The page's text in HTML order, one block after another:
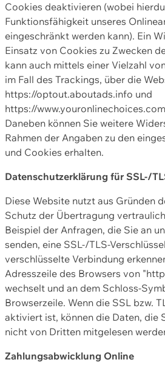
Cookies deaktivieren (wobei
Funktionsfähigkeit unseres
eingeschränkt werden kann). Ein
Einsatz von Cookies zu Zwecken
kann auch mittels einer Vielzahl
im Fall des Trackings, über die
https://optout.aboutads.info und
https://
Daneben können Sie weitere
Rahmen der Angaben zu den
und Cookies erhalten.
Datenschutzerklärung für SSL-/
Diese Website nutzt aus Gründen
Schutz der Übertragung
Beispiel der Anfragen, die Sie an
senden, eine SSL-/TLS-
verschlüsselte Verbindung
Adresszeile des Browsers von
wechselt und an dem Schloss-
Browserzeile. Wenn die SSL bzw.
aktiviert ist, können die Daten, die
nicht von Dritten mitgelesen
Zahlungsabwicklung Online